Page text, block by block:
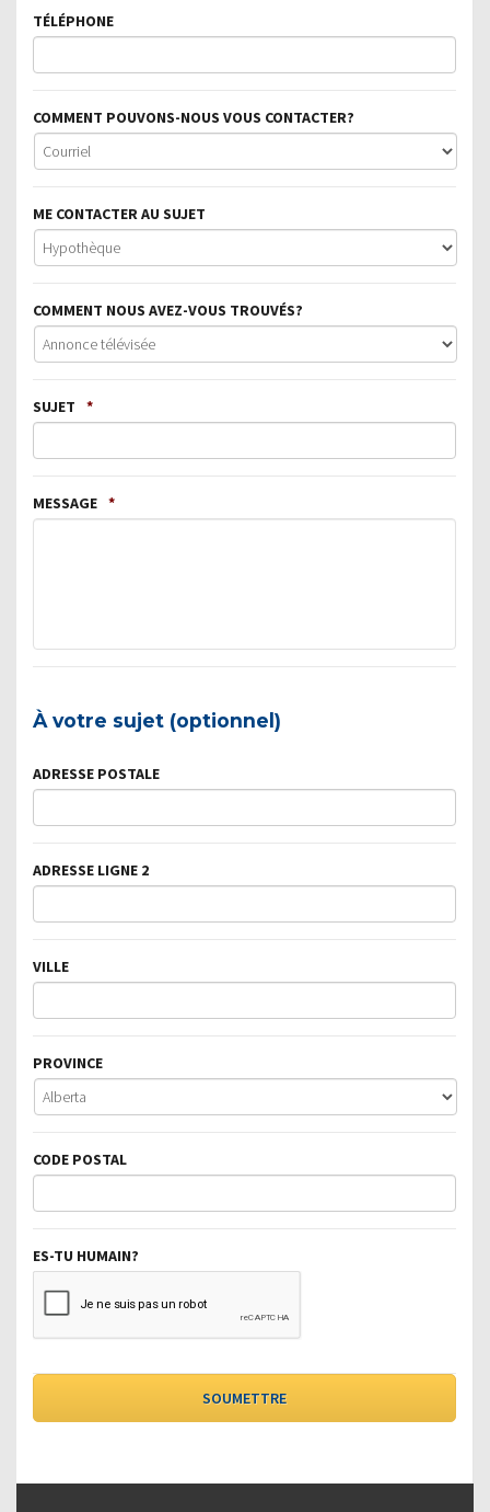
TÉLÉPHONE
COMMENT POUVONS-NOUS VOUS CONTACTER?
ME CONTACTER AU SUJET
COMMENT NOUS AVEZ-VOUS TROUVÉS?
SUJET *
MESSAGE *
À votre sujet (optionnel)
ADRESSE POSTALE
ADRESSE LIGNE 2
VILLE
PROVINCE
CODE POSTAL
ES-TU HUMAIN?